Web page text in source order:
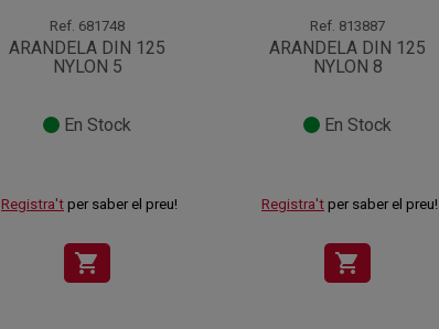
Ref. 681748
ARANDELA DIN 125
NYLON 5
En Stock
Registra't per saber el preu!
shopping_cart
Ref. 813887
ARANDELA DIN 125
NYLON 8
En Stock
Registra't per saber el preu!
shopping_cart